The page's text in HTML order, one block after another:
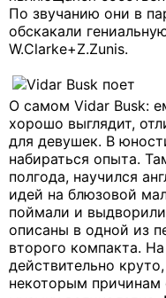
По звучанию они в
обскакали
W.Clarke+Z.Zunis.
О самом Vidar Busk:
хорошо выглядит,
для девушек. В
набираться опыта.
полгода, научился
идей на блюзовой
поймали и
описаны в одной из
второго компакта.
действительно
некоторым